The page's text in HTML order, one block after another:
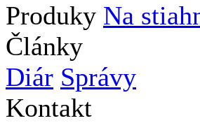
Produky Na
Články
Diár Správy
Kontakt